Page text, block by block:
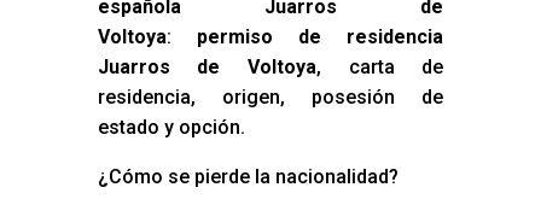
española Juarros de
Voltoya: permiso de residencia
Juarros de Voltoya, carta de
residencia, origen, posesión de
estado y opción.
¿Cómo se pierde la nacionalidad?